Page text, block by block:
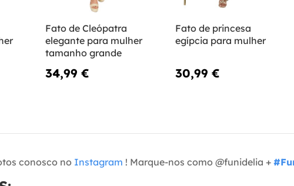
Fato de Cleópatra
elegante para mulher
tamanho grande
34,99 €
Fato de princesa
egípcia para mulher
30,99 €
conosco no Instagram ! Marque-nos como @funidelia +